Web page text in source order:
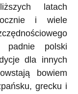
latach
i wiele
padnie polski
dla innych
bowiem
grecku i